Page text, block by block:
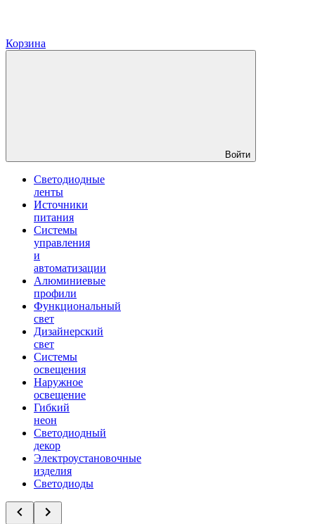
Корзина
Войти
Светодиодные
ленты
Источники
питания
Системы
управления
и
автоматизации
Алюминиевые
профили
Функциональный
свет
Дизайнерский
свет
Системы
освещения
Наружное
освещение
Гибкий
неон
Светодиодный
декор
Электроустановочные
изделия
Светодиоды